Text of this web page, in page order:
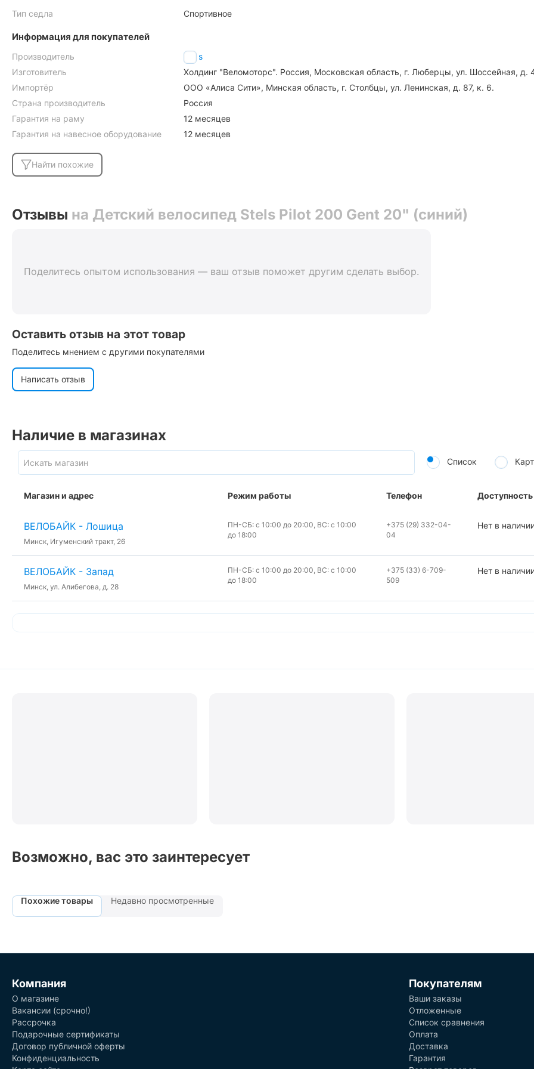
Тип седла Спортивное
Информация для покупателей
Производитель
Stels
Изготовитель
Холдинг "Веломоторс". Россия, Московская область, г. Люберцы, ул. Шоссейная, д.
Импортёр
ООО «Алиса Сити», Минская область, г. Столбцы, ул. Ленинская, д. 87, к. 6.
Страна производитель
Россия
Гарантия на раму
12 месяцев
Гарантия на навесное оборудование
12 месяцев
Найти похожие
Отзывы на Детский велосипед Stels Pilot 200 Gent 20" (синий)
Поделитесь опытом использования — ваш отзыв поможет другим сделать выбор.
Оставить отзыв на этот товар
Поделитесь мнением с другими покупателями
Написать отзыв
Наличие в магазинах
Список
Магазин и адрес Режим работы Телефон Доступность
ВЕЛОБАЙК - Лошица
Минск, Игуменский тракт, 26
ПН-СБ: с 10:00 до 20:00, ВС: с 10:00
до 18:00
+375 (29) 332-04-
04
Нет в
ВЕЛОБАЙК - Запад
Минск, ул. Алибегова, д. 28
ПН-СБ: с 10:00 до 20:00, ВС: с 10:00
до 18:00
+375 (33) 6-709-
509
Нет в
Возможно, вас это заинтересует
Похожие товары Недавно просмотренные
Компания
О магазине
Вакансии (срочно!)
Рассрочка
Подарочные сертификаты
Договор публичной оферты
Конфиденциальность
Покупателям
Ваши заказы
Отложенные
Список сравнения
Оплата
Доставка
Гарантия